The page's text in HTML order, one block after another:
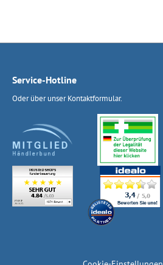
Service-Hotline
Oder über unserKontaktformular.